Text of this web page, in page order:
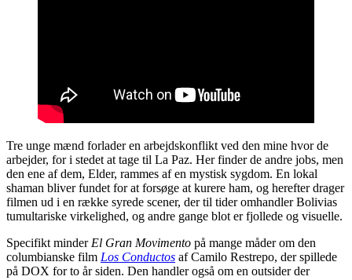
Tre unge mænd forlader en arbejdskonflikt ved den mine hvor de
arbejder, for i stedet at tage til La Paz. Her finder de andre jobs, men
den ene af dem, Elder, rammes af en mystisk sygdom. En lokal
shaman bliver fundet for at forsøge at kurere ham, og herefter drager
filmen ud i en række syrede scener, der til tider omhandler Bolivias
tumultariske virkelighed, og andre gange blot er fjollede og visuelle.
Specifikt minder El Gran Movimento på mange måder om den
columbianske film Los Conductos af Camilo Restrepo, der spillede
på DOX for to år siden. Den handler også om en outsider der